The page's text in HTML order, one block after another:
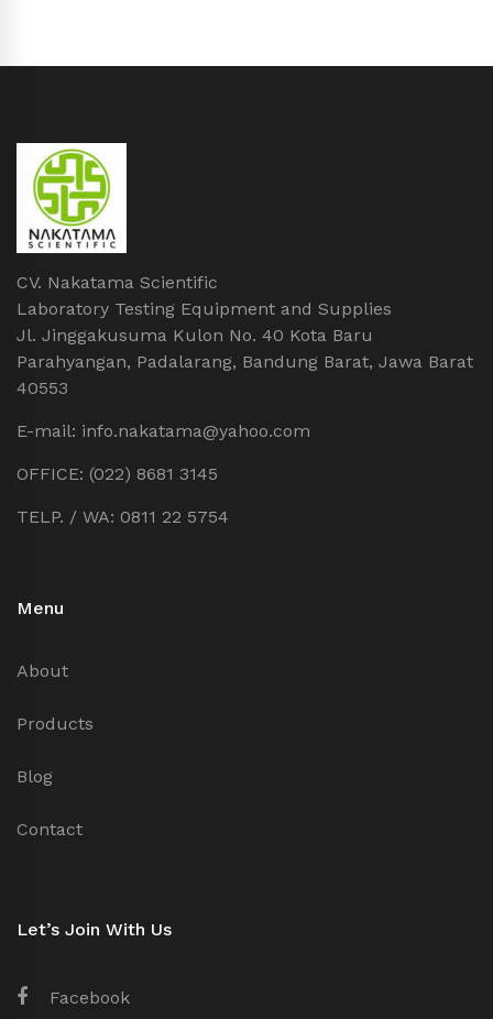
CV. Nakatama Scientific
Laboratory Testing Equipment and Supplies
Jl. Jinggakusuma Kulon No. 40 Kota Baru
Parahyangan, Padalarang, Bandung Barat, Jawa Barat
40553
E-mail: info.nakatama@yahoo.com
OFFICE: (022) 8681 3145
TELP. / WA: 0811 22 5754
Menu
About
Products
Blog
Contact
Let’s Join With Us
Facebook